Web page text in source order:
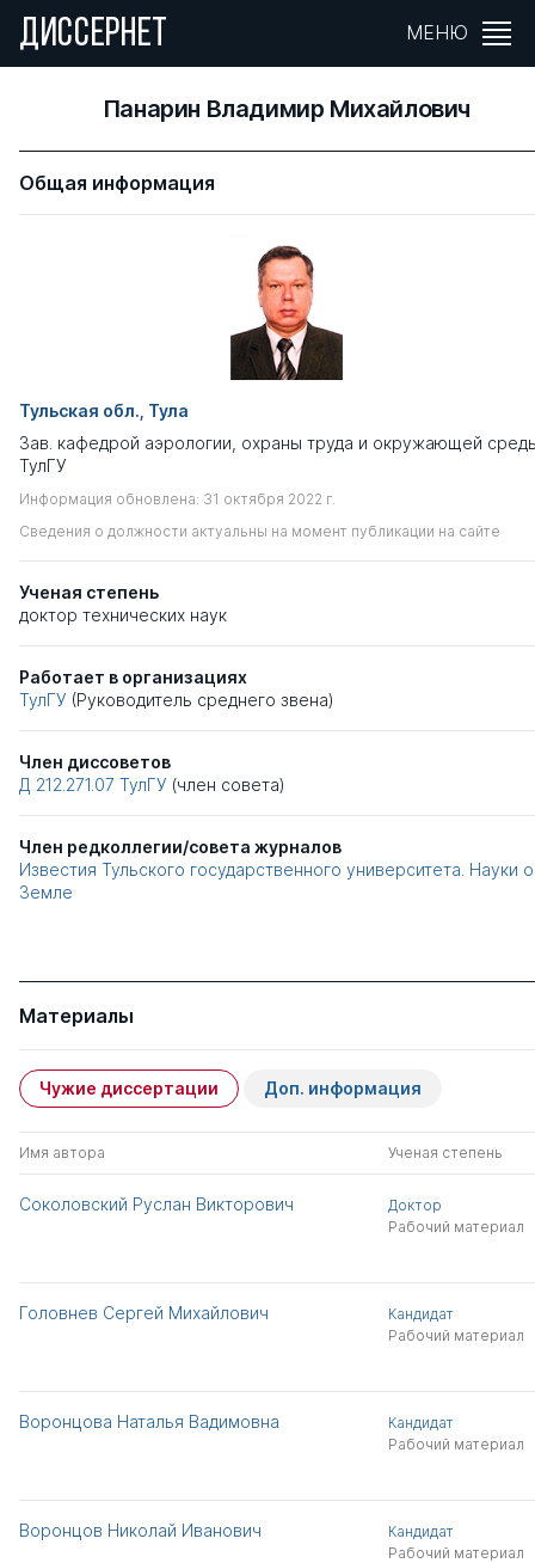
ДИССЕРНЕТ МЕНЮ
Панарин Владимир Михайлович
Общая информация
Тульская обл., Тула
Зав. кафедрой аэрологии, охраны труда и окружающей
ТулГУ
Информация обновлена: 31 октября 2022 г.
Сведения о должности актуальны на момент публикации на сайте
Ученая степень
доктор технических наук
Работает в организациях
ТулГУ (Руководитель среднего звена)
Член диссоветов
Д 212.271.07 ТулГУ (член совета)
Член редколлегии/совета журналов
Известия Тульского государственного университета. Науки о
Земле
Материалы
Чужие диссертации Доп. информация
Имя автора Ученая степень
Соколовский Руслан Викторович
Доктор
Рабочий материал
Головнев Сергей Михайлович
Кандидат
Рабочий материал
Воронцова Наталья Вадимовна
Кандидат
Рабочий материал
Воронцов Николай Иванович
Кандидат
Рабочий материал